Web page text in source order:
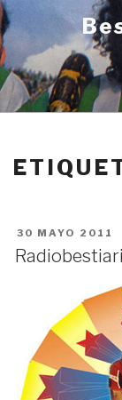
Ir
al
contenido
PUBLICADO
EN
30 MAYO 2011